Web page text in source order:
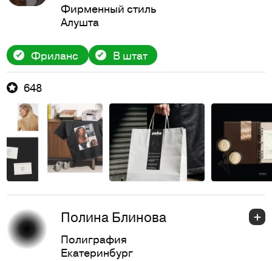
Фирменный стиль
Алушта
Фриланс В штат
648
Полина Блинова
Полиграфия
Екатеринбург